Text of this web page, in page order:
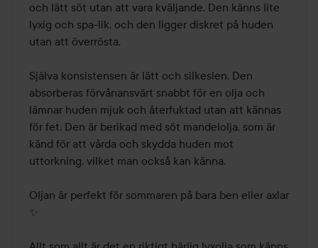
och lätt söt utan att vara kväljande. Den känns lite
lyxig och spa-lik, och den ligger diskret på huden
utan att överrösta.
Själva konsistensen är lätt och silkeslen. Den
absorberas förvånansvärt snabbt för en olja och
lämnar huden mjuk och återfuktad utan att kännas
för fet. Den är berikad med söt mandelolja, som är
känd för att vårda och skydda huden mot
uttorkning, vilket man också kan känna.
Oljan är perfekt för sommaren på bara ben eller axlar
✨